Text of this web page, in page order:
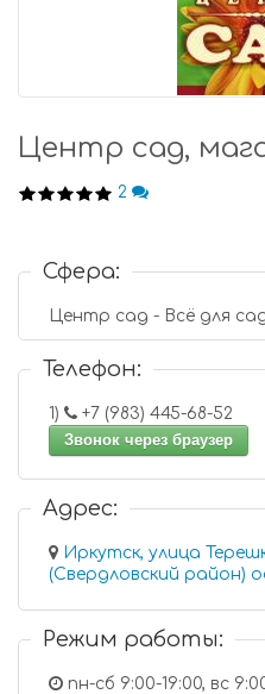
Центр сад,
2
Сфера:
Центр сад - Всё для
Телефон:
1)
+7 (983) 445-68-52
Звонок через браузер
Адрес:
Иркутск, улица
Режим работы:
пн-сб 9:00-19:00, вс